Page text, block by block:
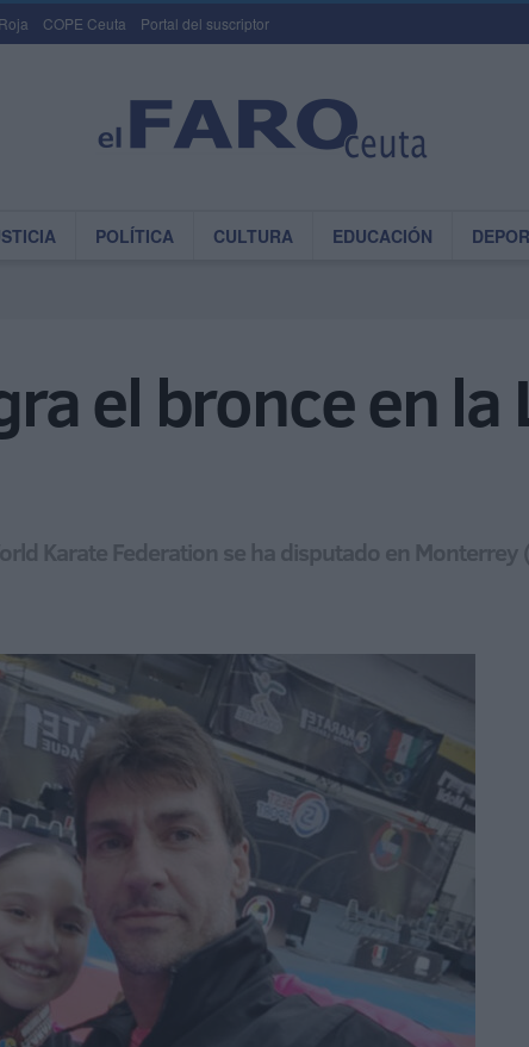
COPE Ceuta Portal del suscriptor
POLÍTICA CULTURA EDUCACIÓN
el bronce en la
Karate Federation se ha disputado en Monterrey